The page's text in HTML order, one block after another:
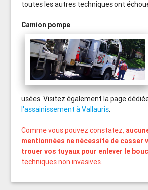
toutes les autres techniques ont
Camion pompe
usées. Visitez également la page
l'assainissement à Vallauris.
Comme vous pouvez constatez,
mentionnées ne nécessite de casser
trouer vos tuyaux pour enlever le
techniques non invasives.